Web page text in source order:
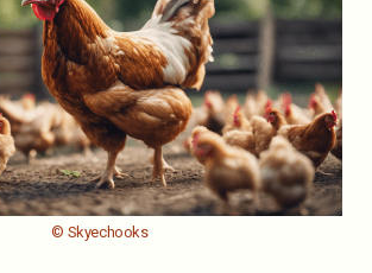
© Skyechooks